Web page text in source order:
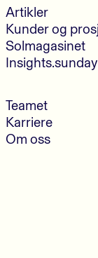
Artikler
Kunder og
Solmagasinet
Teamet
Karriere
Om oss